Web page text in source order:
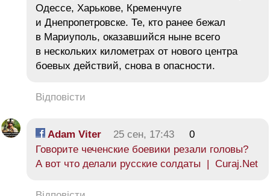
Одессе, Харькове, Кременчуге
и Днепропетровске. Те, кто ранее бежал
в Мариуполь, оказавшийся ныне всего
в нескольких километрах от нового центра
боевых действий, снова в опасности.
Відповісти
Adam Viter 25 сен, 17:43
0
Говорите чеченские боевики резали головы?
А вот что делали русские солдаты | Curaj.Net